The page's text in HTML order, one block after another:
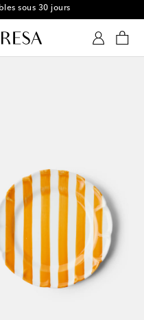
sous 30 jours